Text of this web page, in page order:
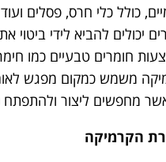
כולל כלי חרס, פסלים
יכולים להביא לידי ביטוי
חומרים טבעיים כמו
משמש כמקום מפגש
מחפשים ליצור ולהתפתח
הקרמיקה